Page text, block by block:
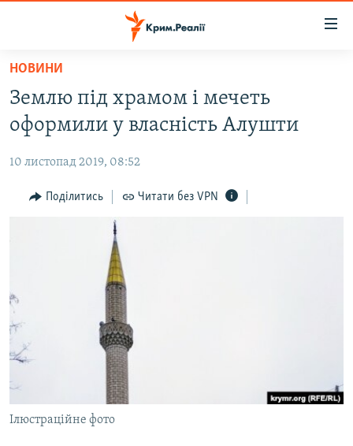
Перейти
основного
матеріалу
Перейти
до
навігації
ВОДА.КРИМ
ВІДЕО ТА ФОТО
ПОЛІТИКА
БЛОГИ
СПЕЦПРОЕКТИ
ВІДЕОУРОКИ «ELIFBE»
СВІДЧЕННЯ ОКУПАЦІЇ
УКРАЇНСЬКА ПРОБЛЕМА КРИМУ
ЯК ОБІЙТИ БЛОКУВАННЯ
Qırımtatar
НОВИНИ
Землю під храмом і мечеть
оформили у власність Алушти
10 листопад 2019, 08:52
Поділитись Читати без VPN
Ілюстраційне фото